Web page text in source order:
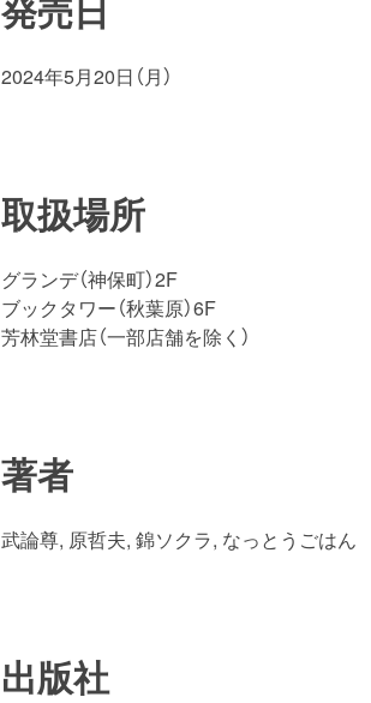
2024年5月20日（月）
取扱場所
グランデ（神保町）2F
ブックタワー（秋葉原）6F
芳林堂書店（一部店舗を除く）
著者
武論尊, 原哲夫, 錦ソクラ, なっとうごはん
出版社